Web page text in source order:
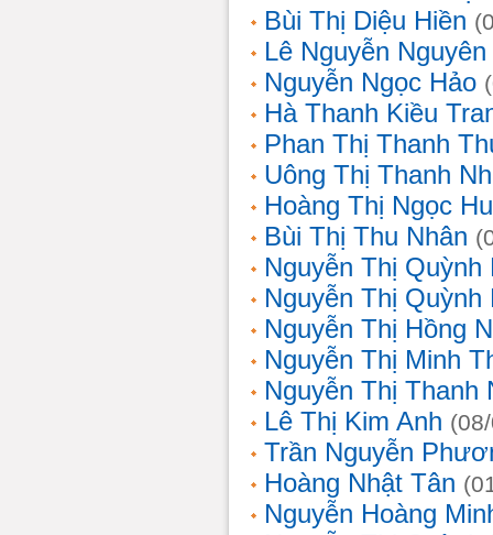
Bùi Thị Diệu Hiền
Lê Nguyễn
Nguyễn Ngọc Hảo
Hà Thanh Kiều
Phan Thị Thanh
Uông Thị Thanh
Hoàng Thị Ngọc
Bùi Thị Thu Nhân
Nguyễn Thị Quỳnh
Nguyễn Thị Quỳnh
Nguyễn Thị Hồng
Nguyễn Thị Minh
Nguyễn Thị Thanh
Lê Thị Kim Anh
Trần Nguyễn
Hoàng Nhật Tân
Nguyễn Hoàng